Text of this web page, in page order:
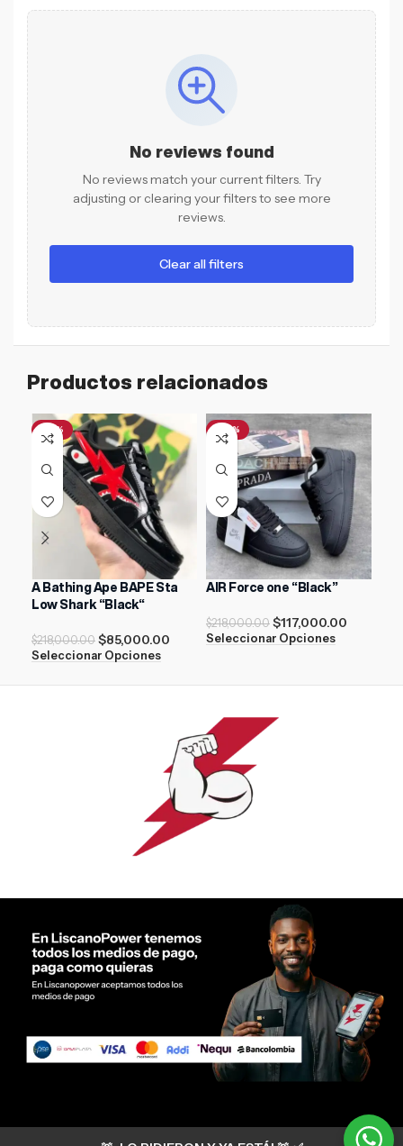
No reviews found
No reviews match your current filters. Try
adjusting or clearing your filters to see more
reviews.
Clear all filters
Productos relacionados
-61%
A Bathing Ape BAPE Sta
Low Shark “Black“
$218,000.00 $85,000.00
Seleccionar Opciones
-46%
AIR Force one “Black”
$218,000.00 $117,000.00
Seleccionar Opciones